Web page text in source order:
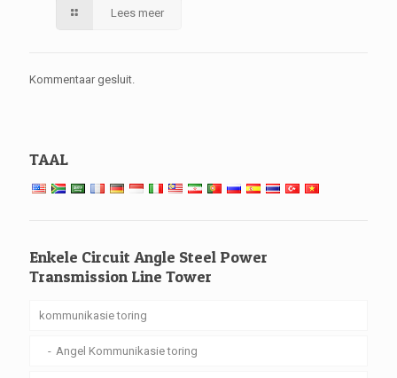
Lees meer
Kommentaar gesluit.
TAAL
Enkele Circuit Angle Steel Power
Transmission Line Tower
kommunikasie toring
Angel Kommunikasie toring